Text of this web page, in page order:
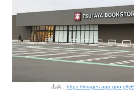
出典： https://images.app.goo.gl/